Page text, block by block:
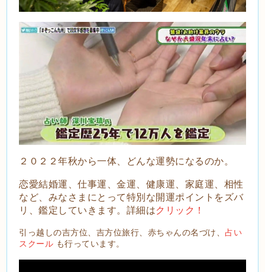
２０２２年秋から一体、どんな運勢になるのか。
恋愛結婚運、仕事運、金運、健康運、家庭運、相性
など、みなさまにとって特別な開運ポイントをズバ
リ、鑑定していきます。詳細はクリック！
引っ越しの吉方位、吉方位旅行、赤ちゃんの名づけ、占い
スクール も行っています。